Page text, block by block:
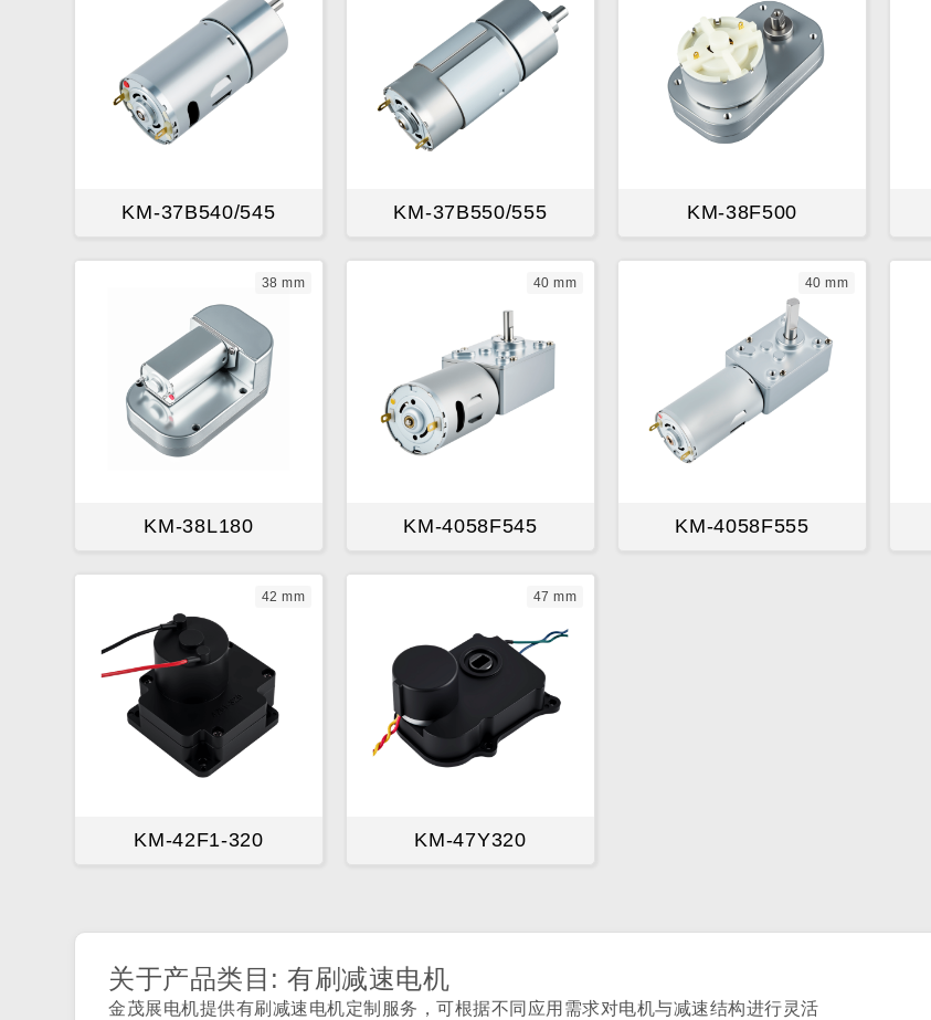
KM-37B540/545 KM-37B550/555 KM-38F500
38 mm
KM-38L180
40 mm
KM-4058F545
40 mm
KM-4058F555
42 mm
KM-42F1-320
47 mm
KM-47Y320
关于产品类目: 有刷减速电机
金茂展电机提供有刷减速电机定制服务，可根据不同应用需求对电机与减速结构进行灵活